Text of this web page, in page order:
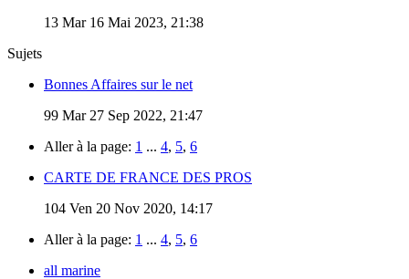
13 Mar 16 Mai 2023, 21:38
Sujets
Bonnes Affaires sur le net
99 Mar 27 Sep 2022, 21:47
Aller à la page: 1 ... 4, 5, 6
CARTE DE FRANCE DES PROS
104 Ven 20 Nov 2020, 14:17
Aller à la page: 1 ... 4, 5, 6
all marine